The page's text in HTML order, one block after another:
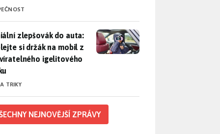
zlepšovák do auta: Udělejte si držák na mobil z
zlepšovák do auta:
si držák na mobil z
igelitového
TRIKY
NEJNOVĚJŠÍ ZPRÁVY